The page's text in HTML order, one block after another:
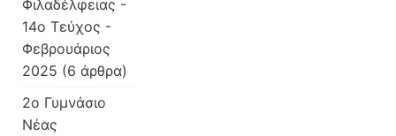
Φιλαδέλφειας -
14ο Τεύχος -
Φεβρουάριος
2025 (6 άρθρα)
2o Γυμνάσιο
Νέας